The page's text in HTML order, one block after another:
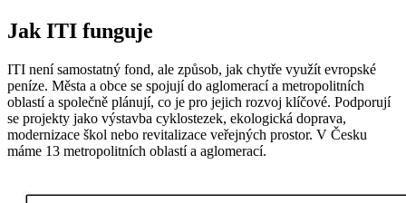
Jak ITI funguje
ITI není samostatný fond, ale způsob, jak chytře využít evropské
peníze. Města a obce se spojují do aglomerací a metropolitních
oblastí a společně plánují, co je pro jejich rozvoj klíčové. Podporují
se projekty jako výstavba cyklostezek, ekologická doprava,
modernizace škol nebo revitalizace veřejných prostor. V Česku
máme 13 metropolitních oblastí a aglomerací.